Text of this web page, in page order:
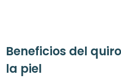
Beneficios del
la piel